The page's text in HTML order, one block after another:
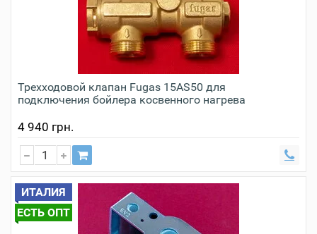
Трехходовой клапан Fugas 15AS50 для
подключения бойлера косвенного нагрева
4 940 грн.
ИТАЛИЯ
ЕСТЬ ОПТ